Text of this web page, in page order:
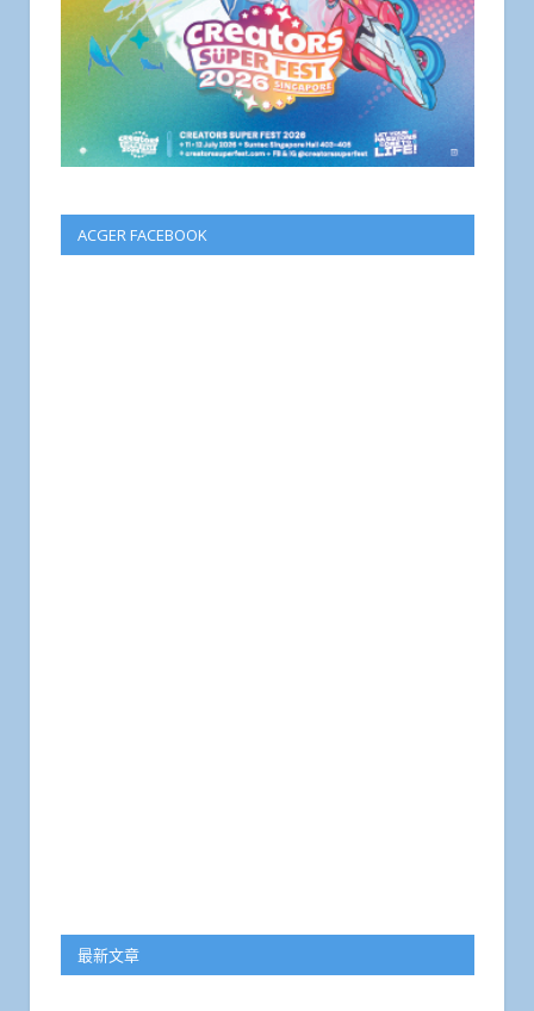
ACGER FACEBOOK
最新文章